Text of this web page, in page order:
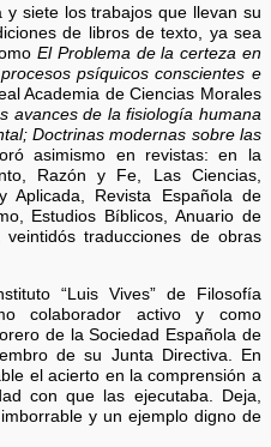
siete los trabajos que llevan su
de libros de texto, ya sea
El Problema de la certeza en
psíquicos conscientes e
Academia de Ciencias Morales
avances de la fisiología humana
Doctrinas modernas sobre las
asimismo en revistas: en la
Razón y Fe, Las Ciencias,
Aplicada, Revista Española de
Estudios Bíblicos, Anuario de
veintidós traducciones de obras
“Luis Vives” de Filosofía
colaborador activo y como
de la Sociedad Española de
de su Junta Directiva. En
el acierto en la comprensión a
con que las ejecutaba. Deja,
y un ejemplo digno de